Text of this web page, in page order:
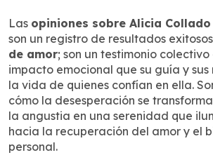
Las opiniones sobre Alicia
son un registro de resultados
de amor; son un testimonio
impacto emocional que su guía y sus
la vida de quienes confían en ella.
cómo la desesperación se
la angustia en una serenidad que
hacia la recuperación del amor y el
personal.